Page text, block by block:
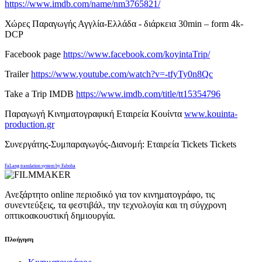
https://www.imdb.com/name/nm3765821/
Χώρες Παραγωγής Αγγλία-Ελλάδα - διάρκεια 30min – form 4k-
DCP
Facebook page https://www.facebook.com/koyintaTrip/
Trailerhttps://www.youtube.com/watch?v=-tfyTy0n8Qc
Take a Trip IMDB https://www.imdb.com/title/tt15354796
Παραγωγή Κινηματογραφική Εταιρεία Κουίντα www.kouinta-
production.gr
Συνεργάτης-Συμπαραγωγός-Διανομή: Εταιρεία Tickets Tickets
FaLang translation system by Faboba
Ανεξάρτητο online περιοδικό για τον κινηματογράφο, τις
συνεντεύξεις, τα φεστιβάλ, την τεχνολογία και τη σύγχρονη
οπτικοακουστική δημιουργία.
Πλοήγηση